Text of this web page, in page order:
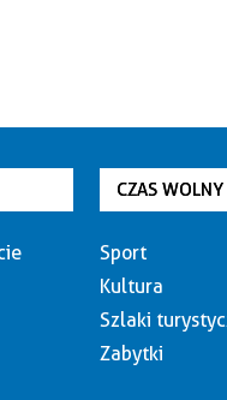
CZAS WOLNY
Sport
Kultura
Szlaki
Zabytki